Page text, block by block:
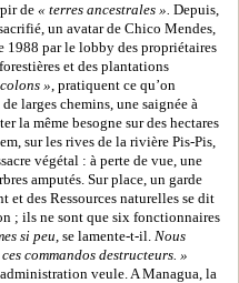
de « terres ancestrales ». Depuis,
un avatar de Chico Mendes,
1988 par le lobby des propriétaires
et des plantations
», pratiquent ce qu’on
larges chemins, une saignée à
la même besogne sur des hectares
sur les rives de la rivière Pis-Pis,
végétal : à perte de vue, une
amputés. Sur place, un garde
et des Ressources naturelles se dit
; ils ne sont que six fonctionnaires
si peu, se lamente-t-il. Nous
commandos destructeurs. »
veule. A Managua, la